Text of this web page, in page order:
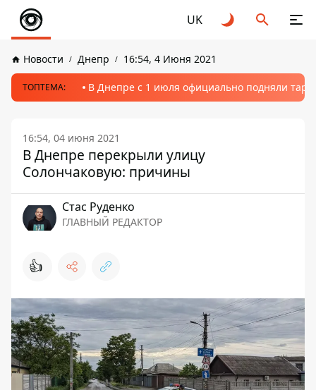
UK
Новости Днепр 16:54, 4 Июня 2021
ТОПТЕМА: В Днепре с 1 июля официально подняли
16:54, 04 июня 2021
В Днепре перекрыли улицу
Солончаковую: причины
Стаc Руденко
ГЛАВНЫЙ РЕДАКТОР
👍